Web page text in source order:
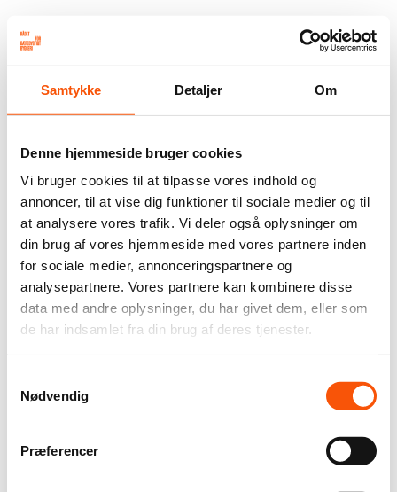
Samtykke Detaljer Om
Denne hjemmeside bruger cookies
Vi bruger cookies til at tilpasse vores indhold og
annoncer, til at vise dig funktioner til sociale medier og til
at analysere vores trafik. Vi deler også oplysninger om
din brug af vores hjemmeside med vores partnere inden
for sociale medier, annonceringspartnere og
analysepartnere. Vores partnere kan kombinere disse
data med andre oplysninger, du har givet dem, eller som
de har indsamlet fra din brug af deres tjenester.
Nødvendig
Præferencer